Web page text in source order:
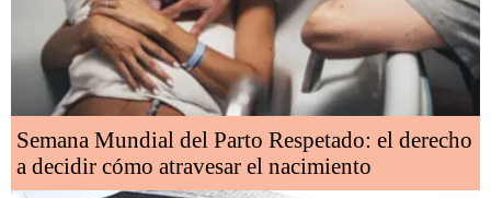
Semana Mundial del Parto Respetado: el derecho
a decidir cómo atravesar el nacimiento